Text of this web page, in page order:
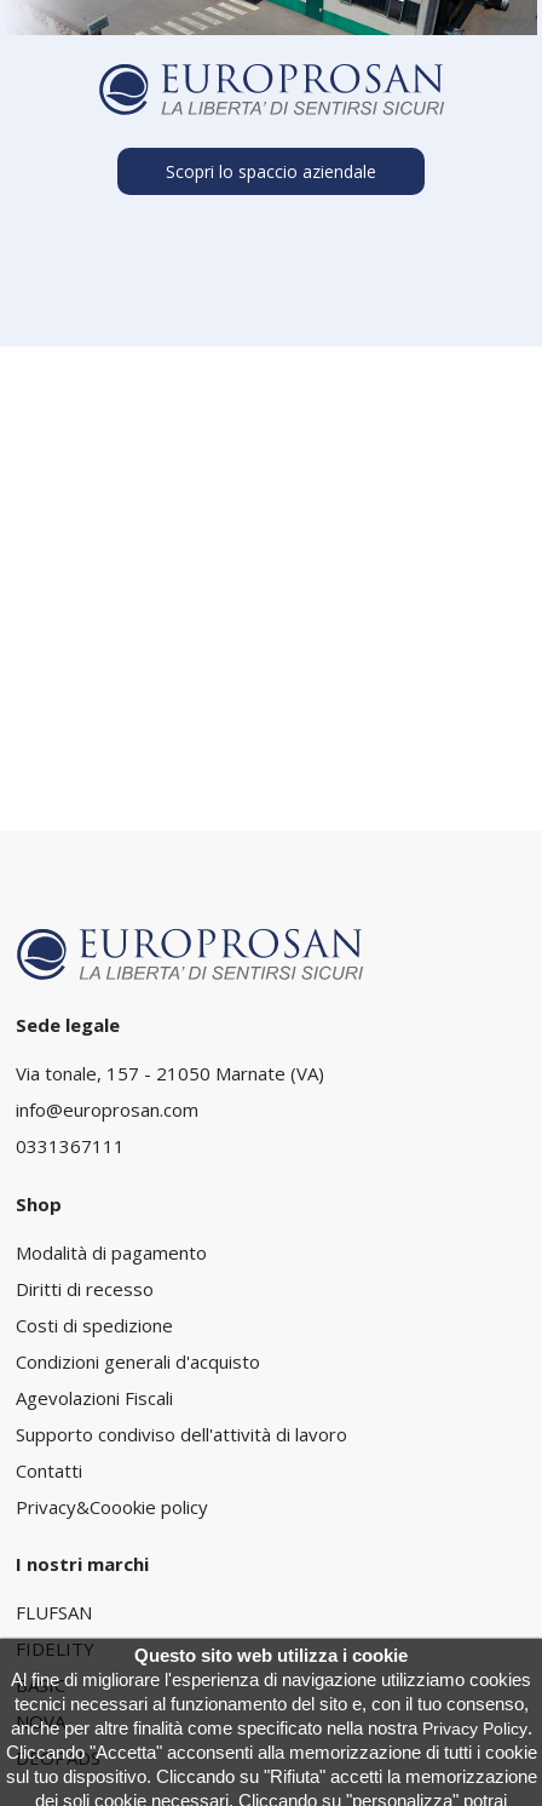
Questo sito web utilizza i cookie
Al fine di migliorare l'esperienza di navigazione utilizziamo cookies
tecnici necessari al funzionamento del sito e, con il tuo consenso,
anche per altre finalità come specificato nella nostra Privacy Policy.
Cliccando "Accetta" acconsenti alla memorizzazione di tutti i cookie
sul tuo dispositivo. Cliccando su "Rifiuta" accetti la memorizzazione
dei soli cookie necessari. Cliccando su "personalizza" potrai
Scopri lo spaccio aziendale
Sede legale
Via tonale, 157 - 21050 Marnate (VA)
info@europrosan.com
0331367111
Shop
Modalità di pagamento
Diritti di recesso
Costi di spedizione
Condizioni generali d'acquisto
Agevolazioni Fiscali
Supporto condiviso dell'attività di lavoro
Contatti
Privacy&Coookie policy
I nostri marchi
FLUFSAN
FIDELITY
BASIC
NOVA
DEOPADS